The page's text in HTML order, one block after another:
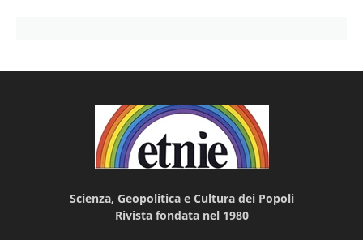
Scienza, Geopolitica e Cultura dei Popoli
Rivista fondata nel 1980